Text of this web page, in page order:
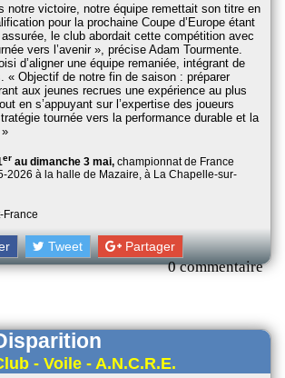
notre victoire, notre équipe remettait son titre en
pour la prochaine Coupe d’Europe étant
assurée, le club abordait cette compétition avec
vers l’avenir
, précise Adam Tourmente.
d’aligner une équipe remaniée, intégrant de
Objectif de notre fin de saison : préparer
aux jeunes recrues une expérience au plus
en s’appuyant sur l’expertise des joueurs
tournée vers la performance durable et la
er au dimanche 3 mai, championnat de France
2026 à la halle de Mazaire, à La Chapelle-sur-
France
Tweet Partager
0 commentaire
- Voile - A.N.C.R.E.